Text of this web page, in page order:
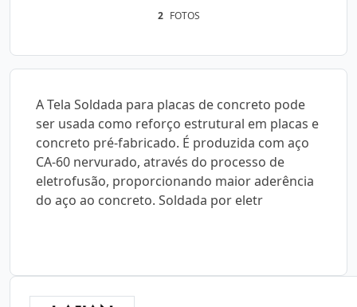
2 FOTOS
A Tela Soldada para placas de concreto pode
ser usada como reforço estrutural em placas e
concreto pré-fabricado. É produzida com aço
CA-60 nervurado, através do processo de
eletrofusão, proporcionando maior aderência
do aço ao concreto. Soldada por eletr